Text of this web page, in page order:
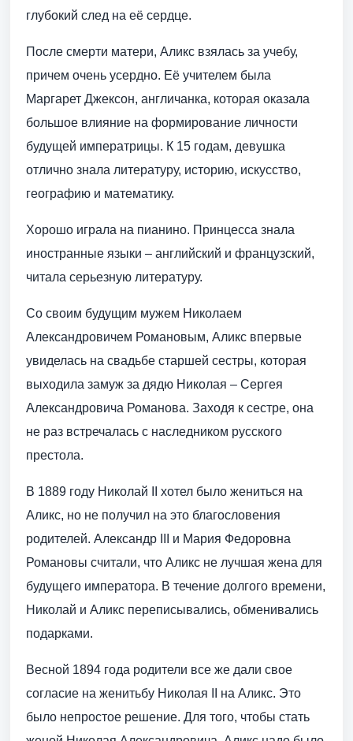
глубокий след на её сердце.
После смерти матери, Аликс взялась за учебу,
причем очень усердно. Её учителем была
Маргарет Джексон, англичанка, которая оказала
большое влияние на формирование личности
будущей императрицы. К 15 годам, девушка
отлично знала литературу, историю, искусство,
географию и математику.
Хорошо играла на пианино. Принцесса знала
иностранные языки – английский и французский,
читала серьезную литературу.
Со своим будущим мужем Николаем
Александровичем Романовым, Аликс впервые
увиделась на свадьбе старшей сестры, которая
выходила замуж за дядю Николая – Сергея
Александровича Романова. Заходя к сестре, она
не раз встречалась с наследником русского
престола.
В 1889 году Николай II хотел было жениться на
Аликс, но не получил на это благословения
родителей. Александр III и Мария Федоровна
Романовы считали, что Аликс не лучшая жена для
будущего императора. В течение долгого времени,
Николай и Аликс переписывались, обменивались
подарками.
Весной 1894 года родители все же дали свое
согласие на женитьбу Николая II на Аликс. Это
было непростое решение. Для того, чтобы стать